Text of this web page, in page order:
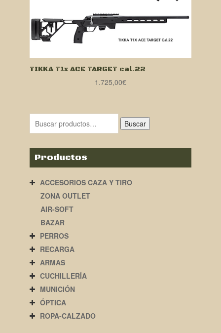
TIKKA T1x ACE TARGET cal.22
1.725,00€
Buscar
Productos
ACCESORIOS CAZA Y TIRO
ZONA OUTLET
AIR-SOFT
BAZAR
PERROS
RECARGA
ARMAS
CUCHILLERÍA
MUNICIÓN
ÓPTICA
ROPA-CALZADO